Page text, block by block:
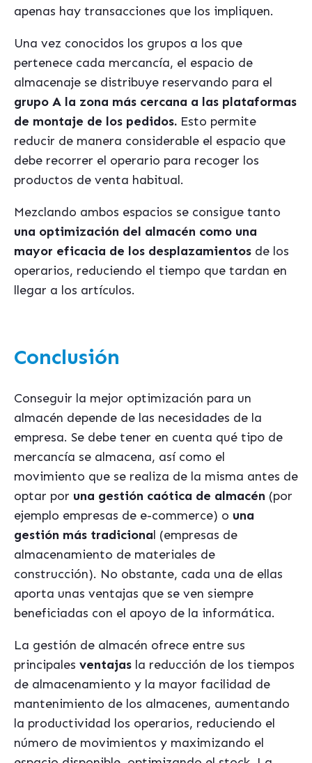
apenas hay transacciones que los impliquen.
Una vez conocidos los grupos a los que
pertenece cada mercancía, el espacio de
almacenaje se distribuye reservando para el
grupo A la zona más cercana a las plataformas
de montaje de los pedidos. Esto permite
reducir de manera considerable el espacio que
debe recorrer el operario para recoger los
productos de venta habitual.
Mezclando ambos espacios se consigue tanto
una optimización del almacén como una
mayor eficacia de los desplazamientos de los
operarios, reduciendo el tiempo que tardan en
llegar a los artículos.
Conclusión
Conseguir la mejor optimización para un
almacén depende de las necesidades de la
empresa. Se debe tener en cuenta qué tipo de
mercancía se almacena, así como el
movimiento que se realiza de la misma antes de
optar por una gestión caótica de almacén (por
ejemplo empresas de e-commerce) o una
gestión más tradicional (empresas de
almacenamiento de materiales de
construcción). No obstante, cada una de ellas
aporta unas ventajas que se ven siempre
beneficiadas con el apoyo de la informática.
La gestión de almacén ofrece entre sus
principales ventajas la reducción de los tiempos
de almacenamiento y la mayor facilidad de
mantenimiento de los almacenes, aumentando
la productividad los operarios, reduciendo el
número de movimientos y maximizando el